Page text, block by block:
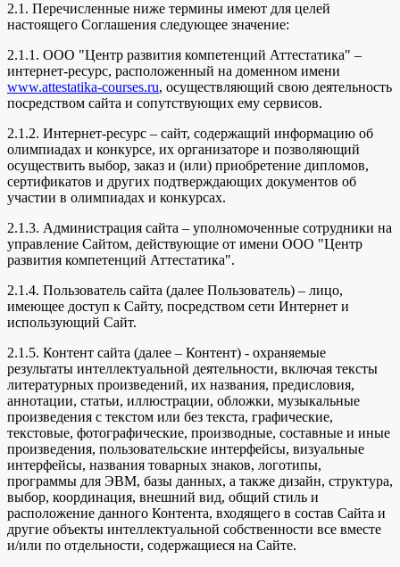
2.1. Перечисленные ниже термины имеют для целей
настоящего Соглашения следующее значение:
2.1.1. ООО "Центр развития компетенций Аттестатика" –
интернет-ресурс, расположенный на доменном имени
www.attestatika-courses.ru, осуществляющий свою деятельность
посредством сайта и сопутствующих ему сервисов.
2.1.2. Интернет-ресурс – сайт, содержащий информацию об
олимпиадах и конкурсе, их организаторе и позволяющий
осуществить выбор, заказ и (или) приобретение дипломов,
сертификатов и других подтверждающих документов об
участии в олимпиадах и конкурсах.
2.1.3. Администрация сайта – уполномоченные сотрудники на
управление Сайтом, действующие от имени ООО "Центр
развития компетенций Аттестатика".
2.1.4. Пользователь сайта (далее Пользователь) – лицо,
имеющее доступ к Сайту, посредством сети Интернет и
использующий Сайт.
2.1.5. Контент сайта (далее – Контент) - охраняемые
результаты интеллектуальной деятельности, включая тексты
литературных произведений, их названия, предисловия,
аннотации, статьи, иллюстрации, обложки, музыкальные
произведения с текстом или без текста, графические,
текстовые, фотографические, производные, составные и иные
произведения, пользовательские интерфейсы, визуальные
интерфейсы, названия товарных знаков, логотипы,
программы для ЭВМ, базы данных, а также дизайн, структура,
выбор, координация, внешний вид, общий стиль и
расположение данного Контента, входящего в состав Сайта и
другие объекты интеллектуальной собственности все вместе
и/или по отдельности, содержащиеся на Сайте.